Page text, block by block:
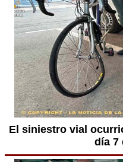
El siniestro vial
día 7